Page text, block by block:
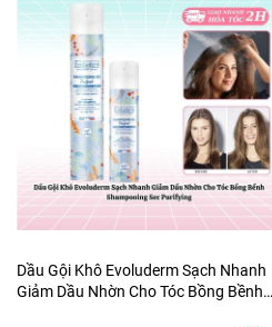
Dầu Gội Khô Evoluderm Sạch Nhanh
Giảm Dầu Nhờn Cho Tóc Bồng Bềnh